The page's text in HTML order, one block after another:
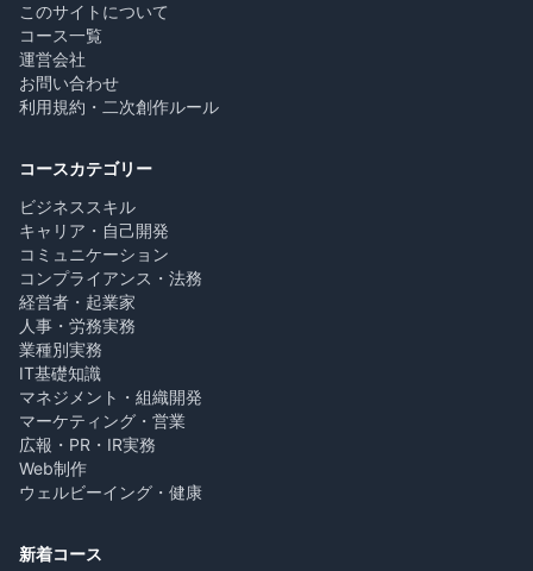
このサイトについて
コース一覧
運営会社
お問い合わせ
利用規約・二次創作ルール
コースカテゴリー
ビジネススキル
キャリア・自己開発
コミュニケーション
コンプライアンス・法務
経営者・起業家
人事・労務実務
業種別実務
IT基礎知識
マネジメント・組織開発
マーケティング・営業
広報・PR・IR実務
Web制作
ウェルビーイング・健康
新着コース